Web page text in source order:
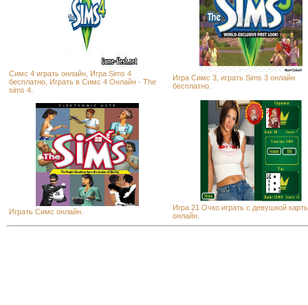
Симс 4 играть онлайн, Игра Sims 4
бесплатно, Играть в Симс 4 Онлайн - The
sims 4.
Игра Симс 3, играть Sims 3 онлайн
бесплатно.
Играть Симс онлайн.
Игра 21 Очко играть с девушкой
онлайн.